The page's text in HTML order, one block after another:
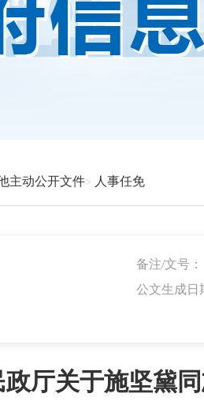
主动公开文件 人事任免
备注/文号
公文生成日
厅关于施坚黛